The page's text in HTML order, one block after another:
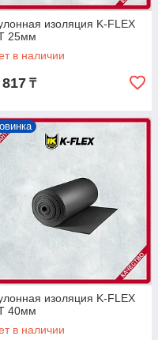
изоляция K-FLEX
25мм
в наличии
₸
изоляция K-FLEX
40мм
в наличии